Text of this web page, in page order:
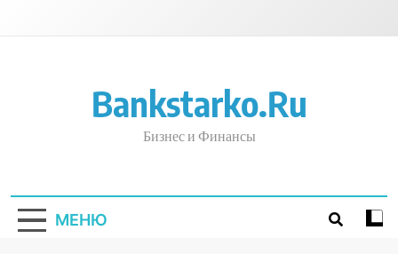
Bankstarko.ru
Бизнес и Финансы
МЕНЮ